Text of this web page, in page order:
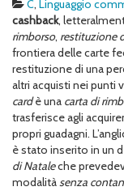
C, Linguaggio
cashback,
rimborso, restituzione
frontiera delle carte
restituzione di una
altri acquisti nei punti
cardè una carta di
trasferisce agli
propri guadagni.
è stato inserito in un
di Nataleche
modalitàsenza